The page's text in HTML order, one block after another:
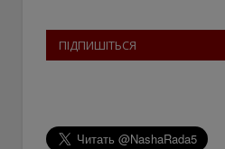
ПІДПИШІТЬСЯ